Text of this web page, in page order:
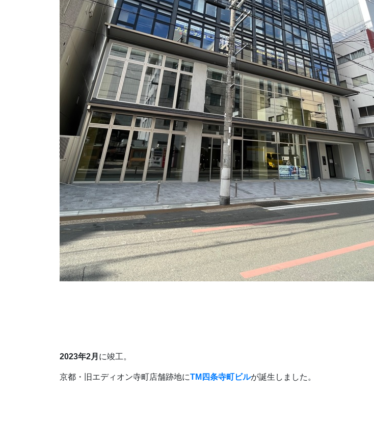
2023年2月 に竣工。
京都・旧エディオン寺町店舗跡地にTM四条寺町ビルが誕生しました。